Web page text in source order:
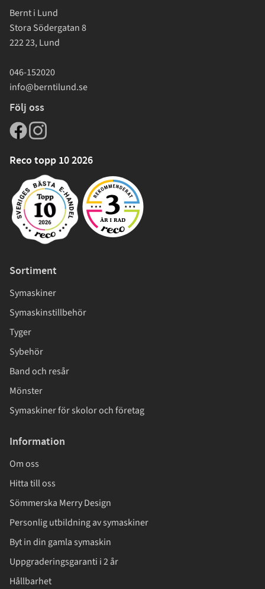
Bernt i Lund
Stora Södergatan 8
222 23, Lund
046-152020
info@berntilund.se
Följ oss
Reco topp 10 2026
Sortiment
Symaskiner
Symaskinstillbehör
Tyger
Sybehör
Band och resår
Mönster
Symaskiner för skolor och företag
Information
Om oss
Hitta till oss
Sömmerska Merry Design
Personlig utbildning av symaskiner
Byt in din gamla symaskin
Uppgraderingsgaranti i 2 år
Hållbarhet